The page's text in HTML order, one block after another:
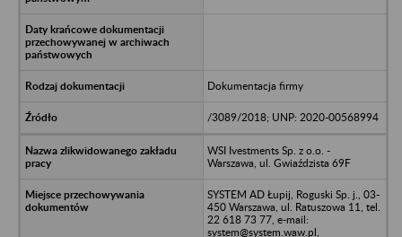
Dokumentacja firmy
/3089/2018; UNP: 2020-00568994
WSI Ivestments Sp. z o.o. -
Warszawa, ul. Gwiaździsta 69F
SYSTEM AD Łupij, Roguski Sp. j., 03-
450 Warszawa, ul. Ratuszowa 11, tel.
22 618 73 77, e-mail:
system@system.waw.pl,